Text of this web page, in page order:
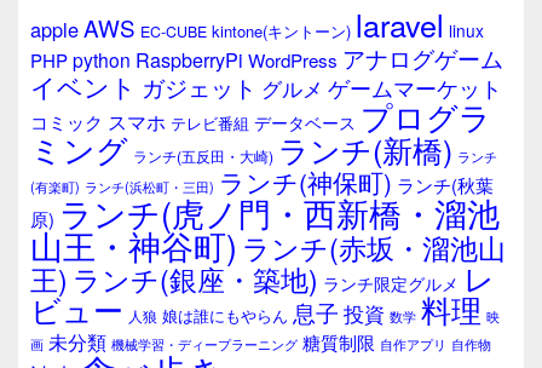
appleAWS EC-CUBE kintone(キントーン) laravel linux
PHPpython RaspberryPi WordPress アナログゲーム
イベント ガジェット グルメ ゲームマーケット
コミック スマホ テレビ番組 データベース プログラ
ミング ランチ(五反田・大崎) ランチ(新橋) ランチ
(有楽町) ランチ(浜松町・三田) ランチ(神保町) ランチ(秋葉
原) ランチ(虎ノ門・西新橋・溜池
山王・神谷町) ランチ(赤坂・溜池山
王) ランチ(銀座・築地) ランチ限定グルメ レ
ビュー 人狼 娘は誰にもやらん 息子 投資 数学 料理 映
画 未分類 機械学習・ディープラーニング 糖質制限 自作アプリ 自作物